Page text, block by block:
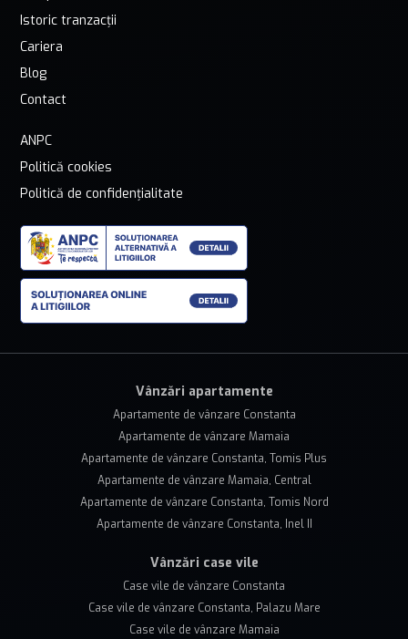
Istoric tranzacții
Cariera
Blog
Contact
ANPC
Politică cookies
Politică de confidențialitate
Vânzări apartamente
Apartamente de vânzare Constanta
Apartamente de vânzare Mamaia
Apartamente de vânzare Constanta, Tomis Plus
Apartamente de vânzare Mamaia, Central
Apartamente de vânzare Constanta, Tomis Nord
Apartamente de vânzare Constanta, Inel II
Vânzări case vile
Case vile de vânzare Constanta
Case vile de vânzare Constanta, Palazu Mare
Case vile de vânzare Mamaia